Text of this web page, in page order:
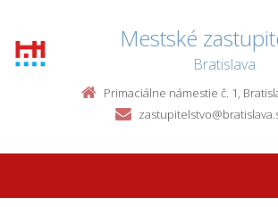
Mestské
Bratislava
Primaciálne námestie č. 1,